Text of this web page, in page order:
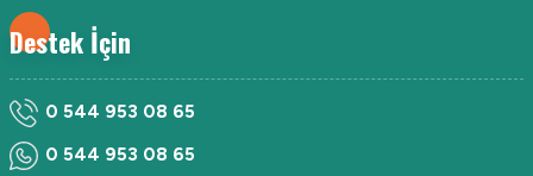
Destek İçin
0 544 953 08 65
0 544 953 08 65